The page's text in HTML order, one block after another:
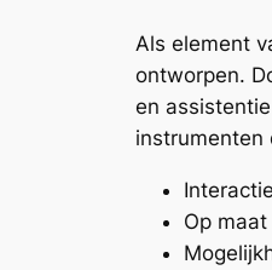
Als element
ontworpen.
en
instrumenten
Op